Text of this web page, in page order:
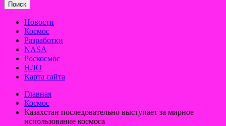
Поиск
Новости
Космос
Разработки
NASA
Роскосмос
НЛО
Карта сайта
Главная
Космос
Казахстан последовательно выступает за мирное
использование космоса